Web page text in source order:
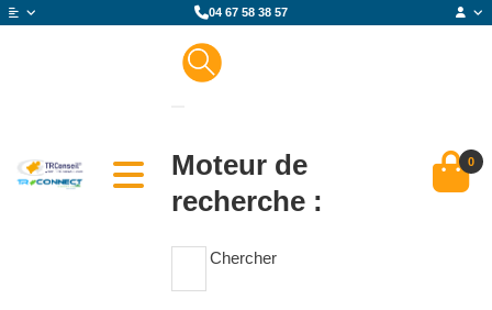
04 67 58 38 57
Moteur de
recherche :
Chercher
0